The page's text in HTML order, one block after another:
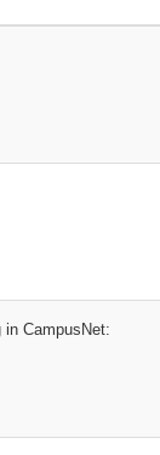
in CampusNet: